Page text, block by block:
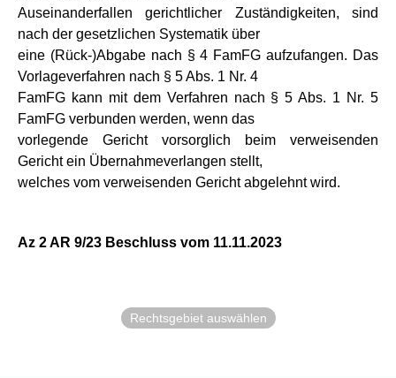
Auseinanderfallen gerichtlicher Zuständigkeiten, sind
nach der gesetzlichen Systematik über
eine (Rück-)Abgabe nach § 4 FamFG aufzufangen. Das
Vorlageverfahren nach § 5 Abs. 1 Nr. 4
FamFG kann mit dem Verfahren nach § 5 Abs. 1 Nr. 5
FamFG verbunden werden, wenn das
vorlegende Gericht vorsorglich beim verweisenden
Gericht ein Übernahmeverlangen stellt,
welches vom verweisenden Gericht abgelehnt wird.
Az 2 AR 9/23 Beschluss vom 11.11.2023
Rechtsgebiet auswählen